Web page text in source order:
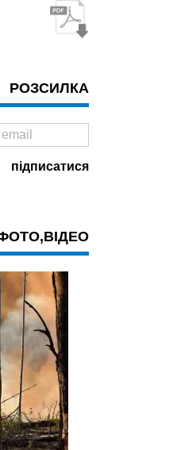
РОЗСИЛКА